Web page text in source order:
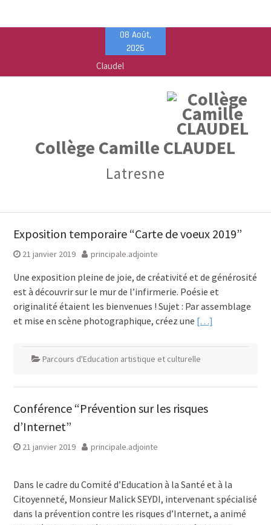
08 Août,
2026
Vente de fournitures scolaires – PEEP & Bureau
Vallée
Calendrier de rentrée pour les élèves – Année
Liste des fournitures 2026-2027 – Collège Camille
Collège Camille CLAUDEL
Latresne
Exposition temporaire “Carte de voeux 2019”
21 janvier 2019 principale.adjointe
Une exposition pleine de joie, de créativité et de générosité
est à découvrir sur le mur de l’infirmerie. Poésie et
originalité étaient les bienvenues ! Sujet : Par assemblage
et mise en scène photographique, créez une […]
Parcours d'Education artistique et culturelle
Conférence “Prévention sur les risques
d’Internet”
21 janvier 2019 principale.adjointe
Dans le cadre du Comité d’Education à la Santé et à la
Citoyenneté, Monsieur Malick SEYDI, intervenant spécialisé
dans la prévention contre les risques d’Internet, a animé